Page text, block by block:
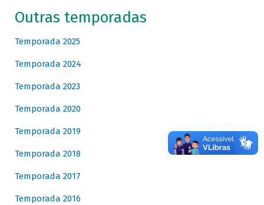
Outras temporadas
Temporada 2025
Temporada 2024
Temporada 2023
Temporada 2020
Temporada 2019
Temporada 2018
Temporada 2017
Temporada 2016